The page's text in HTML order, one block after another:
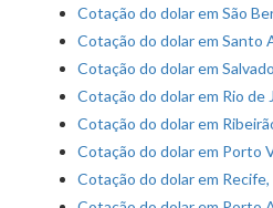
Cotação do dolar em São
Cotação do dolar em Santo
Cotação do dolar em
Cotação do dolar em Rio de
Cotação do dolar em
Cotação do dolar em Porto
Cotação do dolar em